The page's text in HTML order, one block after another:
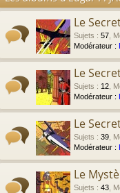
Le
Sujets : 57
Modérateur :
Le
Sujets : 12
Modérateur :
Le
Sujets : 39
Modérateur :
Le
Sujets : 43